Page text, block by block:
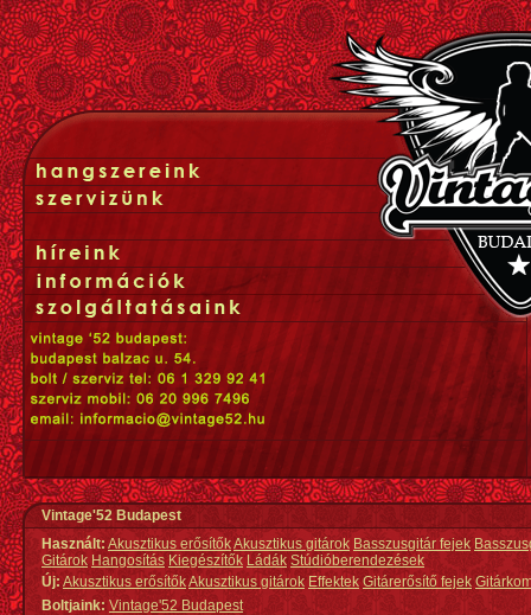
Vintage'52 Budapest
Használt: Akusztikus erősítőkAkusztikus gitárok Basszusgitár fejek
Gitárok Hangosítás Kiegészítők Ládák Stúdióberendezések
Új:Akusztikus erősítőkAkusztikus gitárok Effektek Gitárerősítő fejek
Boltjaink: Vintage'52 Budapest